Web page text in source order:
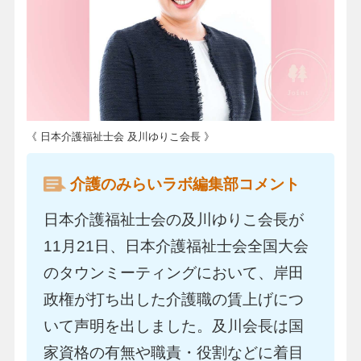
《 日本介護福祉士会 及川ゆりこ会長 》
介護のみらいラボ編集部コメント
日本介護福祉士会の及川ゆりこ会長が
11月21日、日本介護福祉士会全国大会
のタウンミーティングにおいて、岸田
政権が打ち出した介護職の賃上げにつ
いて声明を出しました。及川会長は国
家資格の有無や職責・役割などに着目